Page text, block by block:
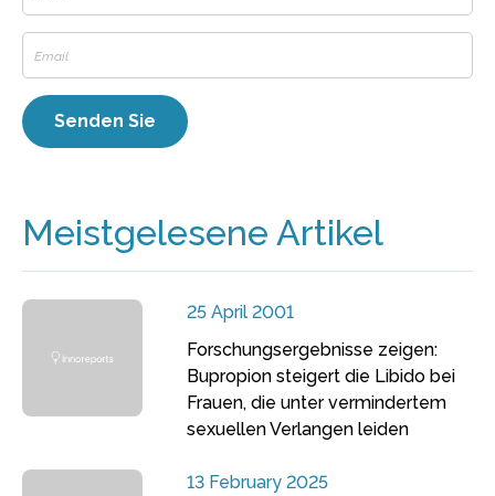
Meistgelesene Artikel
25 April 2001
Forschungsergebnisse zeigen:
Bupropion steigert die Libido bei
Frauen, die unter vermindertem
sexuellen Verlangen leiden
13 February 2025